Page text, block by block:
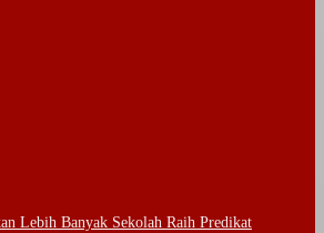
Lebih Banyak Sekolah Raih Predikat